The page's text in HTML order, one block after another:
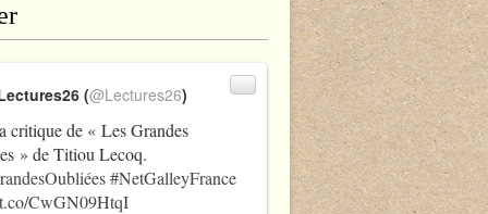
critique de « Les Grandes
» de Titiou Lecoq.
#NetGalleyFrance
CwGN09HtqI
(@Lectures26)